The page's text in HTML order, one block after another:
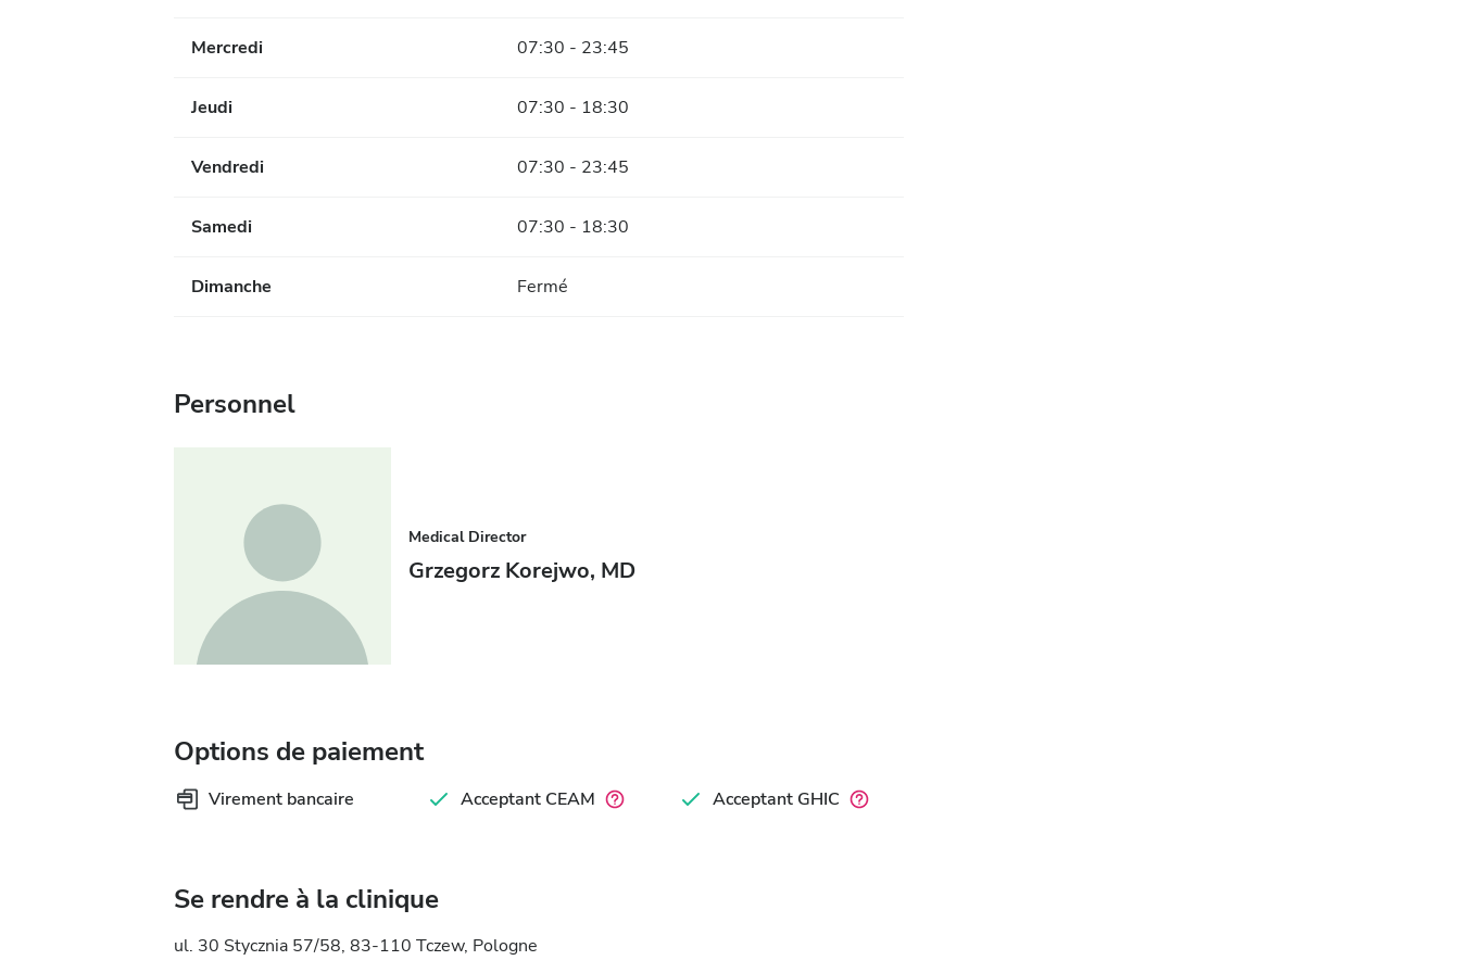
Mercredi 07:30 - 23:45
Jeudi 07:30 - 18:30
Vendredi 07:30 - 23:45
Samedi 07:30 - 18:30
Dimanche Fermé
Personnel
Medical Director
Grzegorz Korejwo, MD
Options de paiement
Virement bancaire Acceptant CEAM Acceptant GHIC
Se rendre à la clinique
ul. 30 Stycznia 57/58, 83-110 Tczew, Pologne